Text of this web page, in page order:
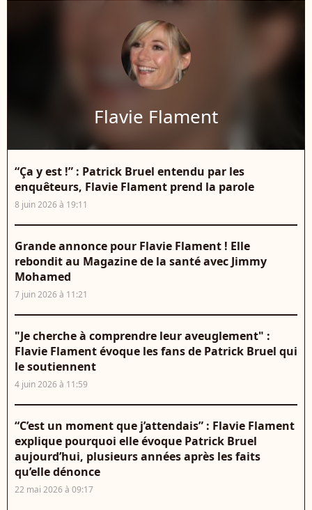
Flavie Flament
“Ça y est !” : Patrick Bruel entendu par les
enquêteurs, Flavie Flament prend la parole
8 juin 2026 à 19:11
Grande annonce pour Flavie Flament ! Elle
rebondit au Magazine de la santé avec Jimmy
Mohamed
7 juin 2026 à 11:21
"Je cherche à comprendre leur aveuglement" :
Flavie Flament évoque les fans de Patrick Bruel qui
le soutiennent
4 juin 2026 à 11:59
“C’est un moment que j’attendais” : Flavie Flament
explique pourquoi elle évoque Patrick Bruel
aujourd’hui, plusieurs années après les faits
qu’elle dénonce
22 mai 2026 à 09:17